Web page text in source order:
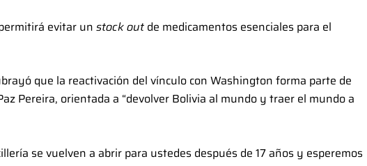
evitar un stock out de medicamentos esenciales para el
que la reactivación del vínculo con Washington forma parte de
Pereira, orientada a “devolver Bolivia al mundo y traer el mundo a
se vuelven a abrir para ustedes después de 17 años y esperemos